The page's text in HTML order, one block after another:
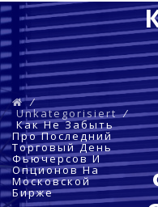
Direkt
zum
Inhalt
⁄
Unkategorisiert⁄
Как Не Забыть
Про Последний
Торговый День
Фьючерсов И
Опционов На
Московской
Бирже